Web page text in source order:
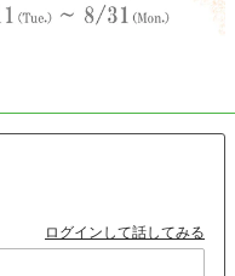
ログインして話してみる